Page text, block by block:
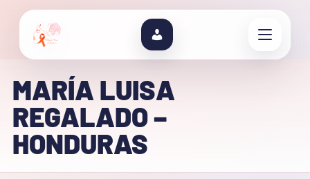
MARÍA LUISA
REGALADO –
HONDURAS